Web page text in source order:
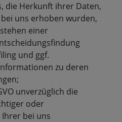
die Herkunft ihrer Daten,
uns erhoben wurden,
einer
und ggf.
zu deren
unverzüglich die
oder
bei uns